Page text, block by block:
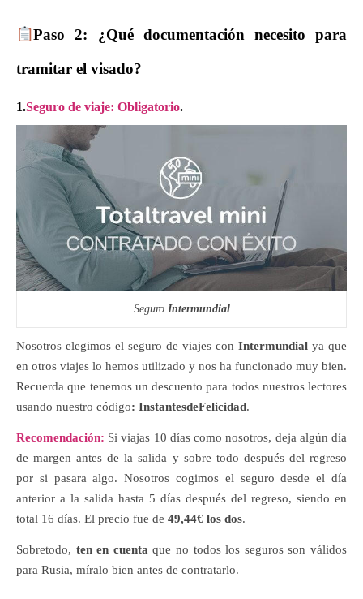
Paso 2: ¿Qué documentación necesito para
tramitar el visado?
1.Seguro de viaje: Obligatorio.
Seguro Intermundial
Nosotros elegimos el seguro de viajes con Intermundial ya que
en otros viajes lo hemos utilizado y nos ha funcionado muy bien.
Recuerda que tenemos un descuento para todos nuestros lectores
usando nuestro código: InstantesdeFelicidad.
Recomendación: Si viajas 10 días como nosotros, deja algún día
de margen antes de la salida y sobre todo después del regreso
por si pasara algo. Nosotros cogimos el seguro desde el día
anterior a la salida hasta 5 días después del regreso, siendo en
total 16 días. El precio fue de 49,44€ los dos.
Sobretodo, ten en cuenta que no todos los seguros son válidos
para Rusia, míralo bien antes de contratarlo.